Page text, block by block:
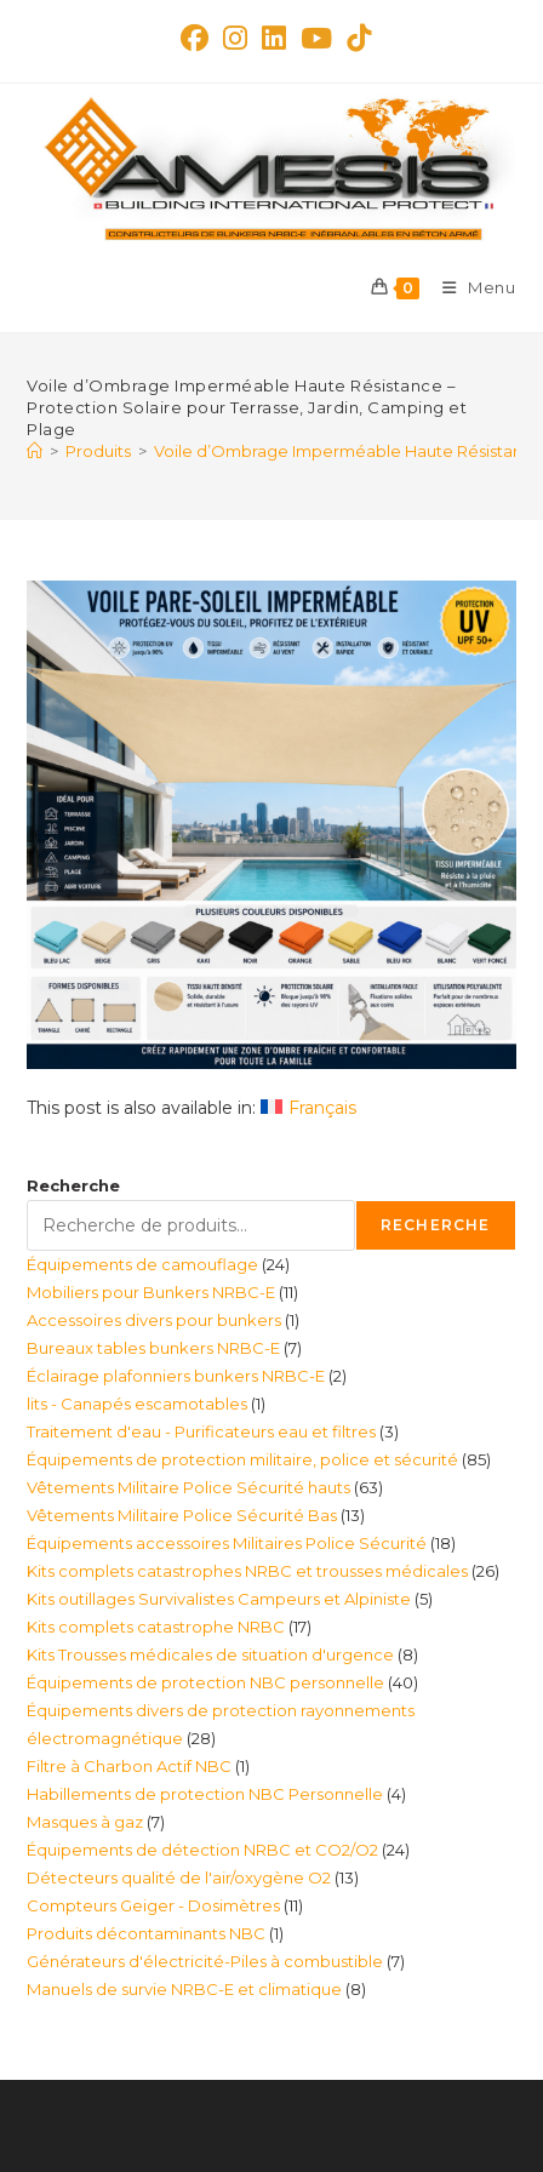
0 Menu
Voile d’Ombrage Imperméable Haute Résistance –
Protection Solaire pour Terrasse, Jardin, Camping et
Plage
> Produits > Voile d’Ombrage Imperméable Haute
This post is also available in: Français
Recherche
RECHERCHE
Équipements de camouflage 2424
produits
Mobiliers pour Bunkers NRBC-E 1111
produits
Accessoires divers pour bunkers 11
produit
Bureaux tables bunkers NRBC-E 77
produits
Éclairage plafonniers bunkers NRBC-E 22
lits - Canapés escamotables 11
produit
Traitement d'eau - Purificateurs eau et filtres 33
produits
Équipements de protection militaire, police et sécurité 8585
Vêtements Militaire Police Sécurité hauts 6363
Vêtements Militaire Police Sécurité Bas 1313
produits
Équipements accessoires Militaires Police Sécurité 1818
produits
Kits complets catastrophes NRBC et trousses médicales 2626
Kits outillages Survivalistes Campeurs et Alpiniste 55
Kits complets catastrophe NRBC 1717
produits
Kits Trousses médicales de situation d'urgence 88
produits
Équipements de protection NBC personnelle 4040
produits
Équipements divers de protection rayonnements
électromagnétique 2828
produits
Filtre à Charbon Actif NBC 11
produit
Habillements de protection NBC Personnelle 44
Masques à gaz 77
produits
Équipements de détection NRBC et CO2/O2 2424
Détecteurs qualité de l'air/oxygène O2 1313
Compteurs Geiger - Dosimètres 1111
Produits décontaminants NBC 11
produit
Générateurs d'électricité-Piles à combustible 77
Manuels de survie NRBC-E et climatique 88